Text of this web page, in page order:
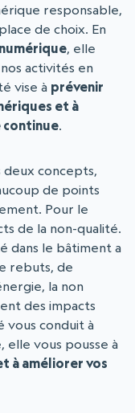
responsable,
de choix. En
, elle
activités en
vise à prévenir
et à
continue.
deux concepts,
de points
Pour le
de la non-qualité.
dans le bâtiment a
rebuts, de
la non
des impacts
vous conduit à
elle vous pousse à
à améliorer vos